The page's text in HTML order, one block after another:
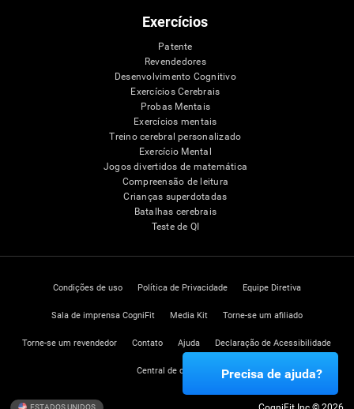
Exercícios
Patente
Revendedores
Desenvolvimento Cognitivo
Exercícios Cerebrais
Probas Mentais
Exercícios mentais
Treino cerebral personalizado
Exercício Mental
Jogos divertidos de matemática
Compreensão de leitura
Crianças superdotadas
Batalhas cerebrais
Teste de QI
Condições de uso Política de Privacidade Equipe Diretiva
Sala de imprensa CogniFit Media Kit Torne-se um afiliado
Torne-se um revendedor Contato Ajuda Declaração de Acessibilidade
Central de confiança
ESTADOS UNIDOS
Precisa de ajuda?